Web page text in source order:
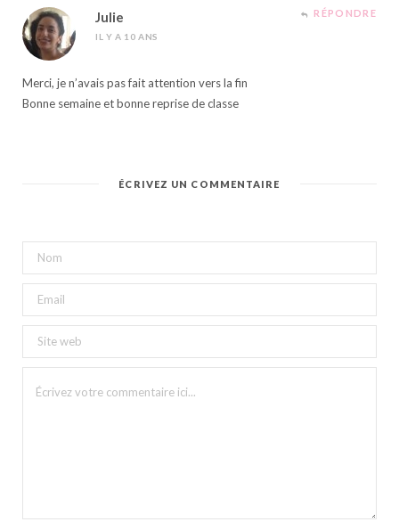
Julie
IL Y A 10 ANS
RÉPONDRE
Merci, je n’avais pas fait attention vers la fin
Bonne semaine et bonne reprise de classe
ÉCRIVEZ UN COMMENTAIRE